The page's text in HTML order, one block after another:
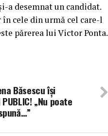
a desemnat un candidat.
cele din urmă cel care-l
părerea lui Victor Ponta.
Băsescu își
„Nu poate